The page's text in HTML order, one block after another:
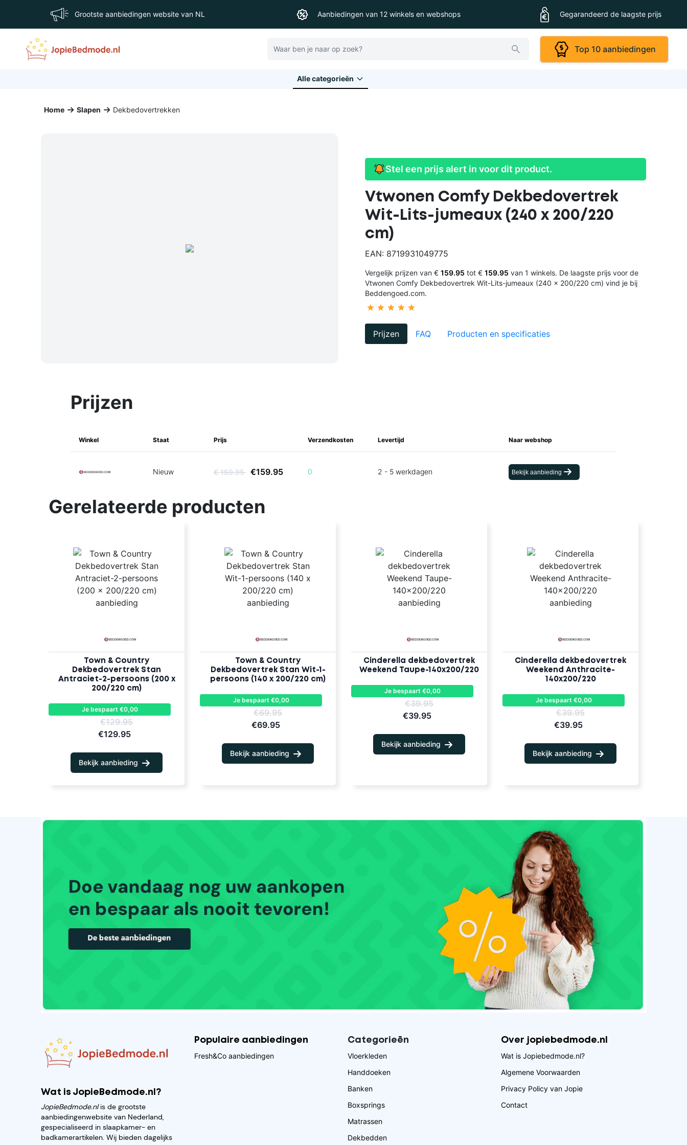
Grootste aanbiedingen website van NL Aanbiedingen van 12 winkels en webshops Gegarandeerd de laagste prijs
Zoeken
Top 10 aanbiedingen
Alle categorieēn
Home Slapen Dekbedovertrekken
Stel een prijs alert in voor dit product.
Vtwonen Comfy Dekbedovertrek
Wit-Lits-jumeaux (240 x 200/220
cm)
EAN: 8719931049775
Vergelijk prijzen van € 159.95 tot € 159.95 van 1 winkels. De laagste prijs voor de
Vtwonen Comfy Dekbedovertrek Wit-Lits-jumeaux (240 x 200/220 cm) vind je bij
Beddengoed.com.
Prijzen FAQ Producten en specificaties
Prijzen
Winkel Staat Prijs Verzendkosten Levertijd Naar webshop
Nieuw € 159.95 €159.95 0 2 - 5 werkdagen Bekijk aanbieding
Gerelateerde producten
Town & Country
Dekbedovertrek Stan
Antraciet-2-persoons (200 x
200/220 cm)
Je bespaart €0,00
€129.95
€129.95
Bekijk aanbieding
Town & Country
Dekbedovertrek Stan Wit-1-
persoons (140 x 200/220 cm)
Je bespaart €0,00
€69.95
€69.95
Bekijk aanbieding
Cinderella dekbedovertrek
Weekend Taupe-140x200/220
Je bespaart €0,00
€39.95
€39.95
Bekijk aanbieding
Cinderella dekbedovertrek
Weekend Anthracite-
140x200/220
Je bespaart €0,00
€39.95
€39.95
Bekijk aanbieding
Wat is JopieBedmode.nl?
JopieBedmode.nlis de grootste
aanbiedingenwebsite van Nederland,
gespecialiseerd in slaapkamer- en
badkamerartikelen. Wij bieden dagelijks
Populaire aanbiedingen
Fresh&Co aanbiedingen
Categorieēn
Vloerkleden
Handdoeken
Banken
Boxsprings
Matrassen
Dekbedden
Over jopiebedmode.nl
Wat is Jopiebedmode.nl?
Algemene Voorwaarden
Privacy Policy van Jopie
Contact